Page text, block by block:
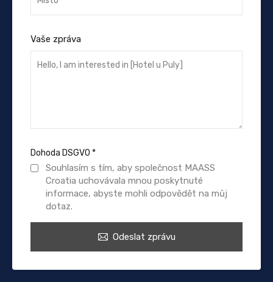
Vaše zpráva
Dohoda DSGVO *
Souhlasím s tím, aby společnost MAASS
Croatia uchovávala mnou poskytnuté
informace, abyste mohli odpovědět na můj
dotaz.
Odeslat zprávu